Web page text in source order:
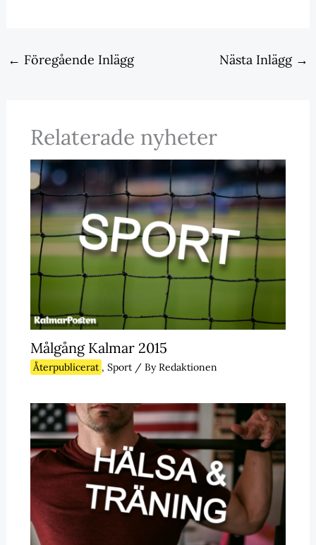
← Föregående Inlägg Nästa Inlägg →
Relaterade nyheter
Målgång Kalmar 2015
Återpublicerat , Sport/ ByRedaktionen